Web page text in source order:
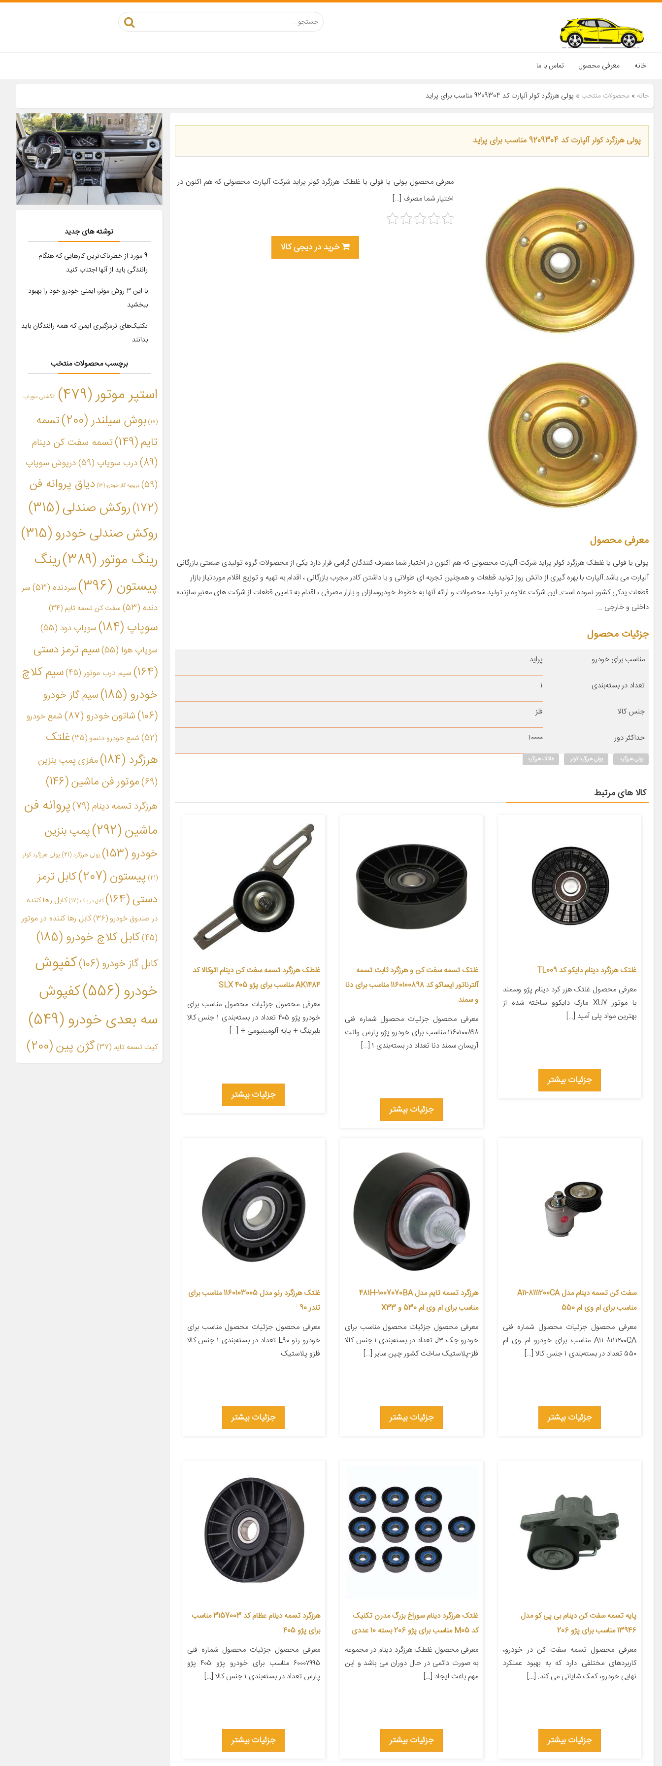
خانه معرفی محصول تماس با ما
خانه » محصولات منتخب » پولی هرزگرد کولر آلپارت کد 9209304 مناسب برای پراید
پولی هرزگرد کولر آلپارت کد 9209304 مناسب برای پراید
معرفی محصول پولی یا فولی یا غلطک هرزگرد کولر پراید شرکت آلپارت محصولی که هم اکنون در
اختیار شما مصرف […]
خرید در دیجی کالا
معرفی محصول
پولی یا فولی یا غلطک هرزگرد کولر پراید شرکت آلپارت محصولی که هم اکنون در اختیار شما مصرف کنندگان گرامی قرار دارد یکی از محصولات گروه تولیدی صنعتی بازرگانی
آلپارت می باشد.آلپارت با بهره گیری از دانش روز تولید قطعات و همچنین تجربه ای طولانی و با داشتن کادر مجرب بازرگانی ، اقدام به تهیه و توزیع اقلام موردنیاز بازار
قطعات یدکی کشور نموده است. این شرکت علاوه بر تولید محصولات و ارائه آنها به خطوط خودروسازان و بازار مصرفی ، اقدام به تامین قطعات از شرکت های معتبر سازنده
داخلی و خارجی …
جزئیات محصول
مناسب برای خودرو پراید
تعداد در بسته‌بندی ۱
جنس کالا فلز
حداکثر دور ۱۰۰۰۰
پولی هرزگرد پولی هرزگرد کولر غلتک هرزگرد
کالا های مرتبط
غلتک هرزگرد دینام دایکو کد TL009
معرفی محصول غلتک هزر کرد دینام پژو وسمند
با موتور XU7 مارک دایکوو ساخته شده از
بهترین مواد پلی آمید […]
جزئیات بیشتر
غلتک تسمه سفت کن و هرزگرد ثابت تسمه
آلترناتور ایساکو کد 1160100898 مناسب برای دنا
و سمند
معرفی محصول جزئیات محصول شماره فنی
۱۱۶۰۱۰۰۸۹۸ مناسب برای خودرو پژو پارس وانت
آریسان سمند دنا تعداد در بسته‌بندی ۱ […]
جزئیات بیشتر
غلطک هرزگرد تسمه سفت کن دینام اتوکالا کد
AK1484 مناسب برای پژو SLX 405
معرفی محصول جزئیات محصول مناسب برای
خودرو پژو ۴۰۵ تعداد در بسته‌بندی ۱ جنس کالا
بلبرینگ + پایه آلومینیومی + […]
جزئیات بیشتر
سفت کن تسمه دینام مدل A11-8111200CA
مناسب برای ام وی ام 550
معرفی محصول جزئیات محصول شماره فنی
A۱۱-۸۱۱۱۲۰۰CA مناسب برای خودرو ام وی ام
۵۵۰ تعداد در بسته‌بندی ۱ جنس کالا […]
جزئیات بیشتر
هرزگرد تسمه تایم مدل 481H-1007070BA
مناسب برای ام وی ام 530 و X33
معرفی محصول جزئیات محصول مناسب برای
خودرو جک J۳ تعداد در بسته‌بندی ۱ جنس کالا
فلز-پلاستیک ساخت کشور چین سایر […]
جزئیات بیشتر
غلتک هرزگرد رنو مدل 1160103005 مناسب برای
تندر 90
معرفی محصول جزئیات محصول مناسب برای
خودرو رنو L۹۰ تعداد در بسته‌بندی ۱ جنس کالا
فلزو پلاستیک
جزئیات بیشتر
پایه تسمه سفت کن دینام بی پی کو مدل
13946 مناسب برای پژو 206
معرفی محصول تسمه سفت کن در خودرو،
کاربردهای مختلفی دارد که به بهبود عملکرد
نهایی خودرو، کمک شایانی می کند. […]
جزئیات بیشتر
غلتک هرزگرد دینام سوراخ بزرگ مدرن تکنیک
کد M05 مناسب برای پژو 206 بسته 10 عددی
معرفی محصول غلطک هرزگرد دینام در مجموعه
به صورت دائمی در حال دوران می باشد و این
مهم باعث ایجاد […]
جزئیات بیشتر
هرزگرد تسمه دینام عظام کد 3157003 مناسب
برای پژو 405
معرفی محصول جزئیات محصول شماره فنی
۶۰۰۰۷۹۹۵ مناسب برای خودرو پژو ۴۰۵ پژو
پارس تعداد در بسته‌بندی ۱ جنس کالا […]
جزئیات بیشتر
نوشته های جدید
9 مورد از خطرناک‌ترین کارهایی که هنگام
رانندگی باید از آنها اجتناب کنید
با این ۳ روش موثر، ایمنی خودرو خود را بهبود
ببخشید
تکنیک‌های ترمزگیری ایمن که همه رانندگان باید
بدانند
برچسب محصولات منتخب
استپر موتور(479) انگشتی سوپاپ
(18) بوش سیلندر (200)
تسمه
تایم(149)
تسمه سفت کن دینام
(89)
درب سوپاپ (59)
درپوش سوپاپ
(59)
دریچه گاز خودرو(16)
دیاق پروانه فن
(172)
روکش صندلی(315)
روکش صندلی خودرو(315)
رینگ موتور(389)
رینگ
پیستون (396) سردنده (53)
سر
دنده (53) سفت کن تسمه تایم (34)
سوپاپ (184) سوپاپ دود (55)
سوپاپ هوا (55)
سیم ترمز دستی
(164)
سیم درب موتور(45)
سیم کلاچ
خودرو (185)
سیم گاز خودرو
(106)
شاتون خودرو (87)
شمع خودرو
(52)
شمع خودرو دنسو (35)
غلتک
هرزگرد (184)
مغزی پمپ بنزین
(69)
موتور فن ماشین(146)
هرزگرد تسمه دینام(79)
پروانه فن
ماشین(292)
پمپ بنزین
خودرو(153) پولی هرزگرد(21) پولی هرزگرد کولر
(21) پیستون (207)
کابل ترمز
دستی(164) کابل در باک (17)
کابل رها کننده
در صندوق خودرو (36)
کابل رها کننده در موتور
(45)
کابل کلاچ خودرو (185)
کابل گاز خودرو (106)
کفپوش
خودرو(556)
کفپوش
سه بعدی خودرو(549)
کیت تسمه تایم (37) گژن پین(200)